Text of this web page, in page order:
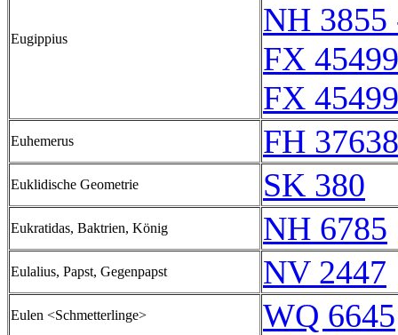
Eugippius
NH
FX
FX
Euhemerus FH
Euklidische Geometrie SK 380
Eukratidas, Baktrien, König NH 6785
Eulalius, Papst, Gegenpapst NV 2447
Eulen <Schmetterlinge> WQ 6645